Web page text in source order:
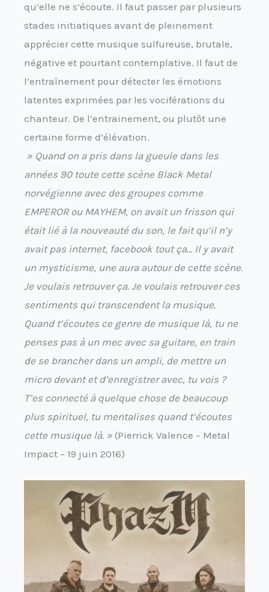
qu’elle ne s’écoute. Il faut passer par plusieurs
stades initiatiques avant de pleinement
apprécier cette musique sulfureuse, brutale,
négative et pourtant contemplative. Il faut de
l’entraînement pour détecter les émotions
latentes exprimées par les vociférations du
chanteur. De l’entrainement, ou plutôt une
certaine forme d’élévation.
» Quand on a pris dans la gueule dans les
années 90 toute cette scène Black Metal
norvégienne avec des groupes comme
EMPEROR ou MAYHEM, on avait un frisson qui
était lié à la nouveauté du son, le fait qu’il n’y
avait pas internet, facebook tout ça… Il y avait
un mysticisme, une aura autour de cette scène.
Je voulais retrouver ça. Je voulais retrouver ces
sentiments qui transcendent la musique.
Quand t’écoutes ce genre de musique là, tu ne
penses pas à un mec avec sa guitare, en train
de se brancher dans un ampli, de mettre un
micro devant et d’enregistrer avec, tu vois ?
T’es connecté à quelque chose de beaucoup
plus spirituel, tu mentalises quand t’écoutes
cette musique là. » (Pierrick Valence – Metal
Impact – 19 juin 2016)